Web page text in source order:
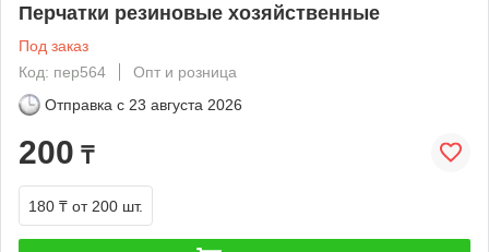
Перчатки резиновые хозяйственные
Под заказ
Код: пер564
Опт и розница
Отправка с 23 августа 2026
200 ₸
180 ₸ от 200 шт.